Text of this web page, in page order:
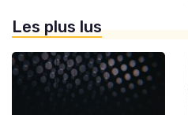
Les plus lus